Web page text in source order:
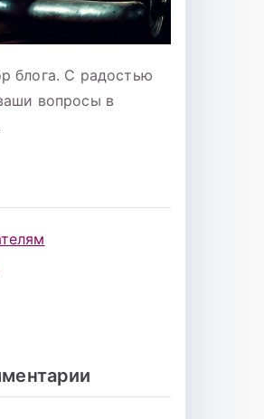
блога. С радостью
вопросы в